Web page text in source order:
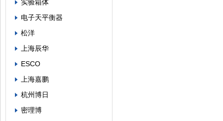
实验箱体
电子天平衡器
松洋
上海辰华
ESCO
上海嘉鹏
杭州博日
密理博